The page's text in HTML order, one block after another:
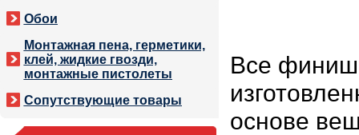
Обои
Монтажная пена, герметики,
клей, жидкие гвозди,
монтажные пистолеты
Сопутствующие товары
Все
основе